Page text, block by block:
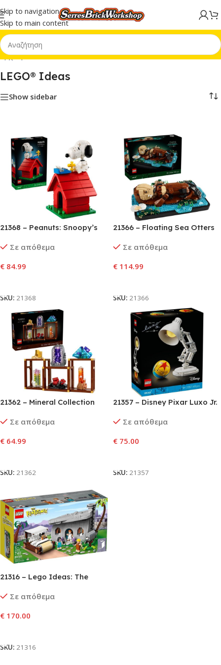
Skip to navigation
Skip to main content
Αρχική σελίδα/LEGO® Ideas
LEGO® Ideas
Show sidebar
21368 – Peanuts: Snoopy’s
Σε απόθεμα
€ 84.99
SKU: 21368
21366 – Floating Sea Otters
Σε απόθεμα
€ 114.99
SKU: 21366
21362 – Mineral Collection
Σε απόθεμα
€ 64.99
SKU: 21362
21357 – Disney Pixar Luxo Jr.
Σε απόθεμα
€ 75.00
SKU: 21357
21316 – Lego Ideas: The
Σε απόθεμα
€ 170.00
SKU: 21316